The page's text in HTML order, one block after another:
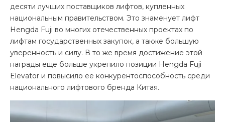
десяти лучших поставщиков лифтов, купленных
национальным правительством. Это знаменует лифт
Hengda Fuji во многих отечественных проектах по
лифтам государственных закупок, а также большую
уверенность и силу. В то же время достижение этой
награды еще больше укрепило позиции Hengda Fuji
Elevator и повысило ее конкурентоспособность среди
национального лифтового бренда Китая.